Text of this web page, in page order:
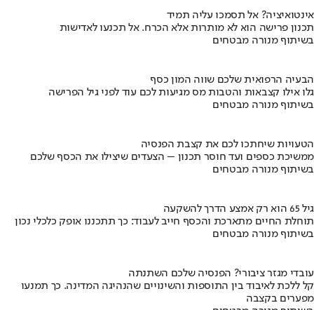
אינטואיציה? אל תסמכו עליה תמיד
תכנון פרישה הוא לא מותרות אלא הכרח. אל תכנעו לאדישות
בשיתוף מנורה מבטחים
הבעיה הרפואית שלכם שווה המון כסף
גלו אילו קצבאות והטבות מס מגיעות לכם עוד לפני גיל הפרישה
בשיתוף מנורה מבטחים
הטעויות שיחתכו לכם את קצבת הפנסיה
ממשיכת כספים ועד חוסר תכנון – הצעדים שיצילו את הכסף שלכם
בשיתוף מנורה מבטחים
גיל 65 הוא רק אמצע הדרך להשקעה
תוחלת החיים מתארכת והכסף חייב לעבוד: כך תתכננו אופק כלכלי נכון
בשיתוף מנורה מבטחים
עובדי מגזר ציבורי? הפנסיה שלכם השתנתה
קל ללכת לאיבוד בין התוספות והשינויים שהנהיגה המדינה. כך תמנעו
מפערים בקצבה